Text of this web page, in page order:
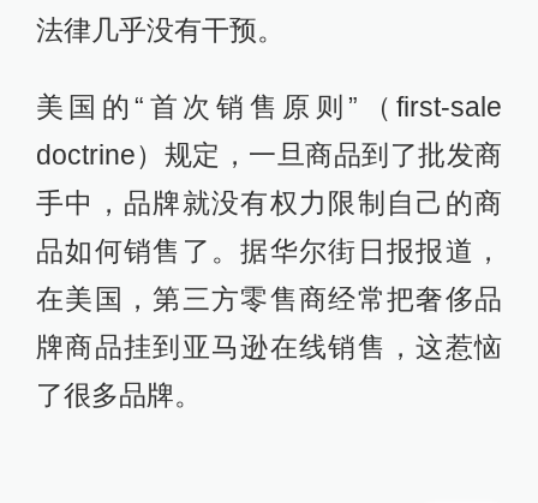
法律几乎没有干预。
美国的“首次销售原则”（first-sale
doctrine）规定，一旦商品到了批发商
手中，品牌就没有权力限制自己的商
品如何销售了。据华尔街日报报道，
在美国，第三方零售商经常把奢侈品
牌商品挂到亚马逊在线销售，这惹恼
了很多品牌。